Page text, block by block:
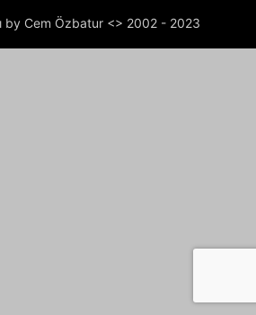
by Cem Özbatur <> 2002 - 2023